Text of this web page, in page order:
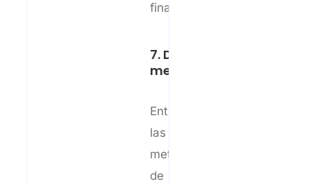
finales.
7. Define una
metodología
Entre
las
metodologías
de